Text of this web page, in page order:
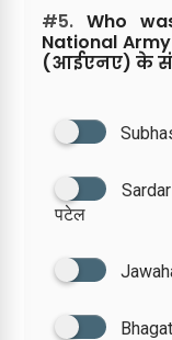
#5. Who
National
(आईएनए) के
पटेल